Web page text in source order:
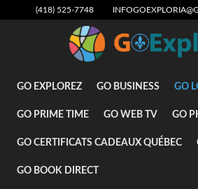
(418) 525-7748
GO EXPLOREZ GO BUSINESS GO
GO PRIME TIME GO WEB TV GO
GO CERTIFICATS CADEAUX QUÉBEC
GO BOOK DIRECT